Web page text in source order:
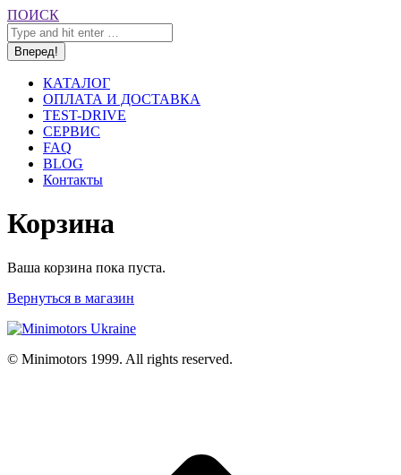
Поиск:
ПОИСК
КАТАЛОГ
ОПЛАТА И ДОСТАВКА
TEST-DRIVE
СЕРВИС
FAQ
BLOG
Контакты
Корзина
Ваша корзина пока пуста.
Вернуться в магазин
© Minimotors 1999. All rights reserved.